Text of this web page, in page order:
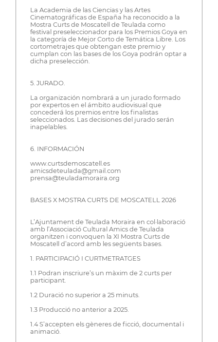
La Academia de las Ciencias y las Artes
Cinematográficas de España ha reconocido a la
Mostra Curts de Moscatell de Teulada como
festival preseleccionador para los Premios Goya en
la categoría de Mejor Corto de Temática Libre. Los
cortometrajes que obtengan este premio y
cumplan con las bases de los Goya podrán optar a
dicha preselección.
5. JURADO.
La organización nombrará a un jurado formado
por expertos en el ámbito audiovisual que
concederá los premios entre los finalistas
seleccionados. Las decisiones del jurado serán
inapelables.
6. INFORMACIÓN
www.curtsdemoscatell.es
amicsdeteulada@gmail.com
prensa@teuladamoraira.org
BASES X MOSTRA CURTS DE MOSCATELL 2026
L’Ajuntament de Teulada Moraira en col·laboració
amb l’Associació Cultural Amics de Teulada
organitzen i convoquen la XI Mostra Curts de
Moscatell d’acord amb les següents bases.
1. PARTICIPACIÓ I CURTMETRATGES
1.1 Podran inscriure’s un màxim de 2 curts per
participant.
1.2 Duració no superior a 25 minuts.
1.3 Producció no anterior a 2025.
1.4 S’accepten els gèneres de ficció, documental i
animació.